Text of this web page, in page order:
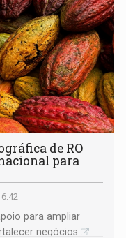
de RO
para
para ampliar
negócios